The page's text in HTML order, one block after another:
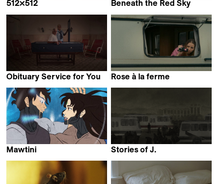
512×512
Beneath the Red Sky
Obituary Service for You
Rose à la ferme
Mawtini
Stories of J.